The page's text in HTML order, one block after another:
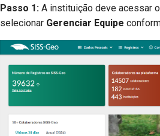
Passo 1: A instituição deve acessar
selecionar Gerenciar Equipe